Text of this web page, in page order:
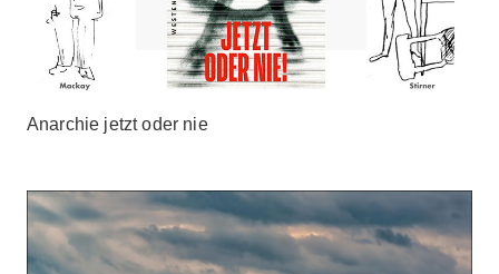
Anarchie jetzt oder nie